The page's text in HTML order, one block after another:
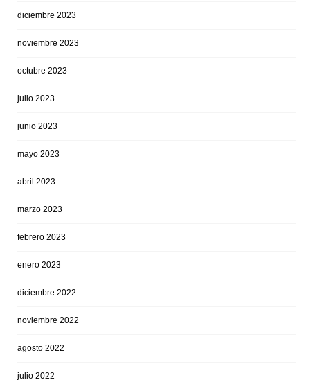
diciembre 2023
noviembre 2023
octubre 2023
julio 2023
junio 2023
mayo 2023
abril 2023
marzo 2023
febrero 2023
enero 2023
diciembre 2022
noviembre 2022
agosto 2022
julio 2022